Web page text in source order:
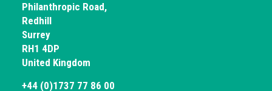
Philanthropic Road,
Redhill
Surrey
RH1 4DP
United Kingdom
+44 (0)1737 77 86 00